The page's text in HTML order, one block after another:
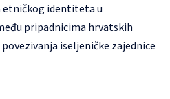
etničkog identiteta u
pripadnicima hrvatskih
iseljeničke zajednice